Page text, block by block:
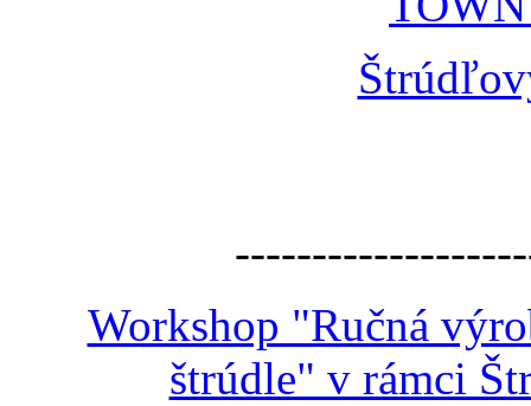
Workshop "Ručná
štrúdle" v rámci